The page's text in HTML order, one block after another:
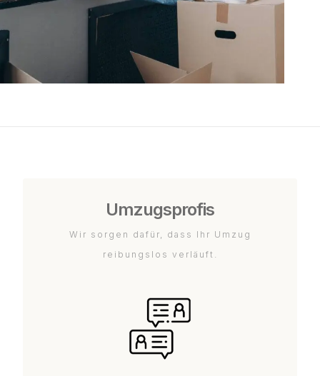
Umzugsprofis
Wir sorgen dafür, dass Ihr Umzug
reibungslos verläuft.